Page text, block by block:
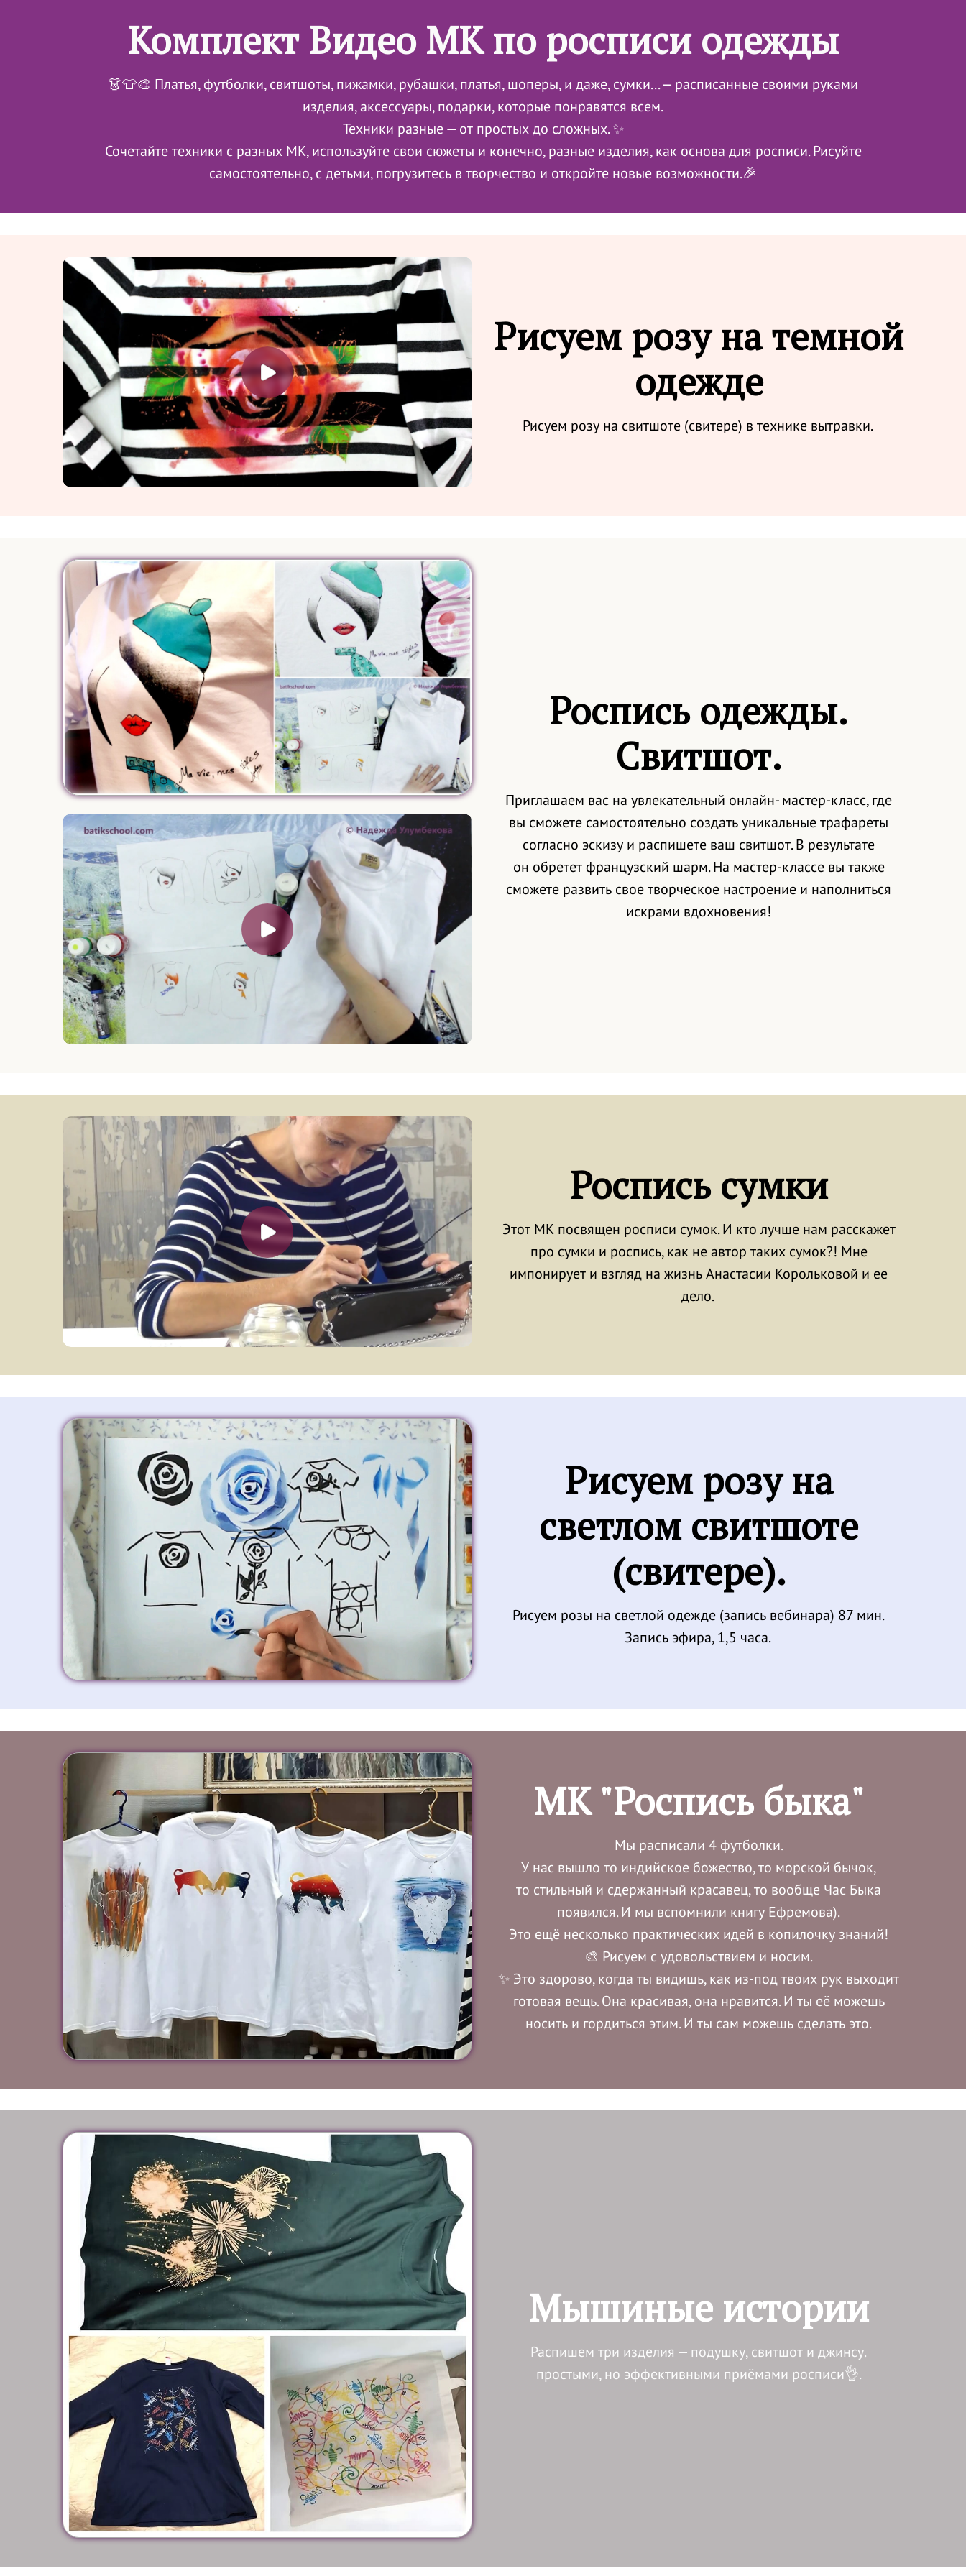
Комплект Видео МК по росписи одежды
👗👕🎨 Платья, футболки, свитшоты, пижамки, рубашки, платья, шоперы, и даже, сумки... — расписанные своими руками
изделия, аксессуары, подарки, которые понравятся всем.
Техники разные — от простых до сложных. ✨
Сочетайте техники с разных МК, используйте свои сюжеты и конечно, разные изделия, как основа для росписи. Рисуйте
самостоятельно, с детьми, погрузитесь в творчество и откройте новые возможности.🎉
Рисуем розу на темной
одежде
Рисуем розу на свитшоте (свитере) в технике вытравки.
Роспись одежды.
Свитшот.
Приглашаем вас на увлекательный онлайн- мастер-класс, где
вы сможете самостоятельно создать уникальные трафареты
согласно эскизу и распишете ваш свитшот. В результате
он обретет французский шарм. На мастер-классе вы также
сможете развить свое творческое настроение и наполниться
искрами вдохновения!
Роспись сумки
Этот МК посвящен росписи сумок. И кто лучше нам расскажет
про сумки и роспись, как не автор таких сумок?! Мне
импонирует и взгляд на жизнь Анастасии Корольковой и ее
дело.
Рисуем розу на
cветлом свитшоте
(свитере).
Рисуем розы на светлой одежде (запись вебинара) 87 мин.
Запись эфира, 1,5 часа.
МК "Роспись быка"
Мы расписали 4 футболки.
У нас вышло то индийское божество, то морской бычок,
то стильный и сдержанный красавец, то вообще Час Быка
появился. И мы вспомнили книгу Ефремова).
Это ещё несколько практических идей в копилочку знаний!
🎨 Рисуем с удовольствием и носим.
✨ Это здорово, когда ты видишь, как из-под твоих рук выходит
готовая вещь. Она красивая, она нравится. И ты её можешь
носить и гордиться этим. И ты сам можешь сделать это.
Мышиные истории
Распишем три изделия — подушку, свитшот и джинсу.
простыми, но эффективными приёмами росписи👌.